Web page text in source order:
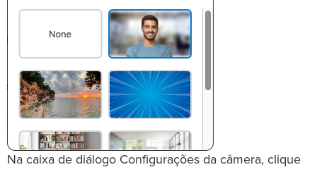
Na caixa de diálogo Configurações da câmera, clique